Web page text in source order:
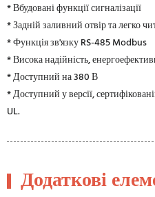
* Вбудовані функції сигналізації
* Задній заливний отвір та легко
* Функція зв'язку RS-485 Modbus
* Висока надійність,
* Доступний на 380 В
* Доступний у версії,
UL.
Додаткові